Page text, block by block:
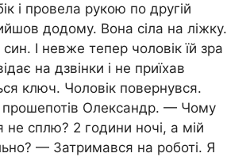
і провела рукою по другій
додому. Вона сіла на ліжку.
І невже тепер чоловік їй зра
на дзвінки і не приїхав
ключ. Чоловік повернувся.
Олександр. — Чому
сплю? 2 години ночі, а мій
— Затримався на роботі. Я